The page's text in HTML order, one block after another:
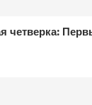
четверка: